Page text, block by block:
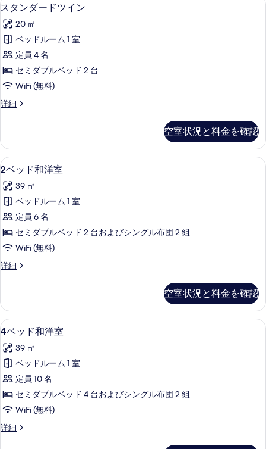
写
真
を
表
示
す
る
示
す
る
室
の
す
べ
て
の
写
を
表
示
す
る
洋
室
の
詳
細
リ
ー
プ
ラ
ン
ア
ニ
サ
ル
ツ
イ
ン
の
す
て
写
真
を
表
示
す
る
ア
バ
ー
サ
リ
ー
プ
ラ
ン
ー
サ
ル
イ
ン
の
詳
細
タ
ン
ダ
ー
ド
イ
の
す
べ
て
の
写
真
を
表
る
12
スタンダードツイン
20 ㎡
ベッドルーム 1 室
定員 4 名
セミダブルベッド 2 台
WiFi (無料)
詳細
ス
ー
ド
ツ
ン
の
詳
細
空室状況と料金を確認
2
ベ
ッ
ド
和
洋
室
の
べ
て
の
写
真
を
表
示
す
羽毛の掛け布団、デスク、ノートパ
12
2ベッド和洋室
39 ㎡
ベッドルーム 1 室
定員 6 名
セミダブルベッド 2 台およびシングル布団 2 組
WiFi (無料)
詳細
2
和
洋
室
詳
細
空室状況と料金を確認
4
ベ
ッ
ド
和
洋
室
の
羽毛の掛け布団、デスク、ノートパ
7
4ベッド和洋室
39 ㎡
ベッドルーム 1 室
定員 10 名
セミダブルベッド 4 台およびシングル布団 2 組
WiFi (無料)
詳細
4